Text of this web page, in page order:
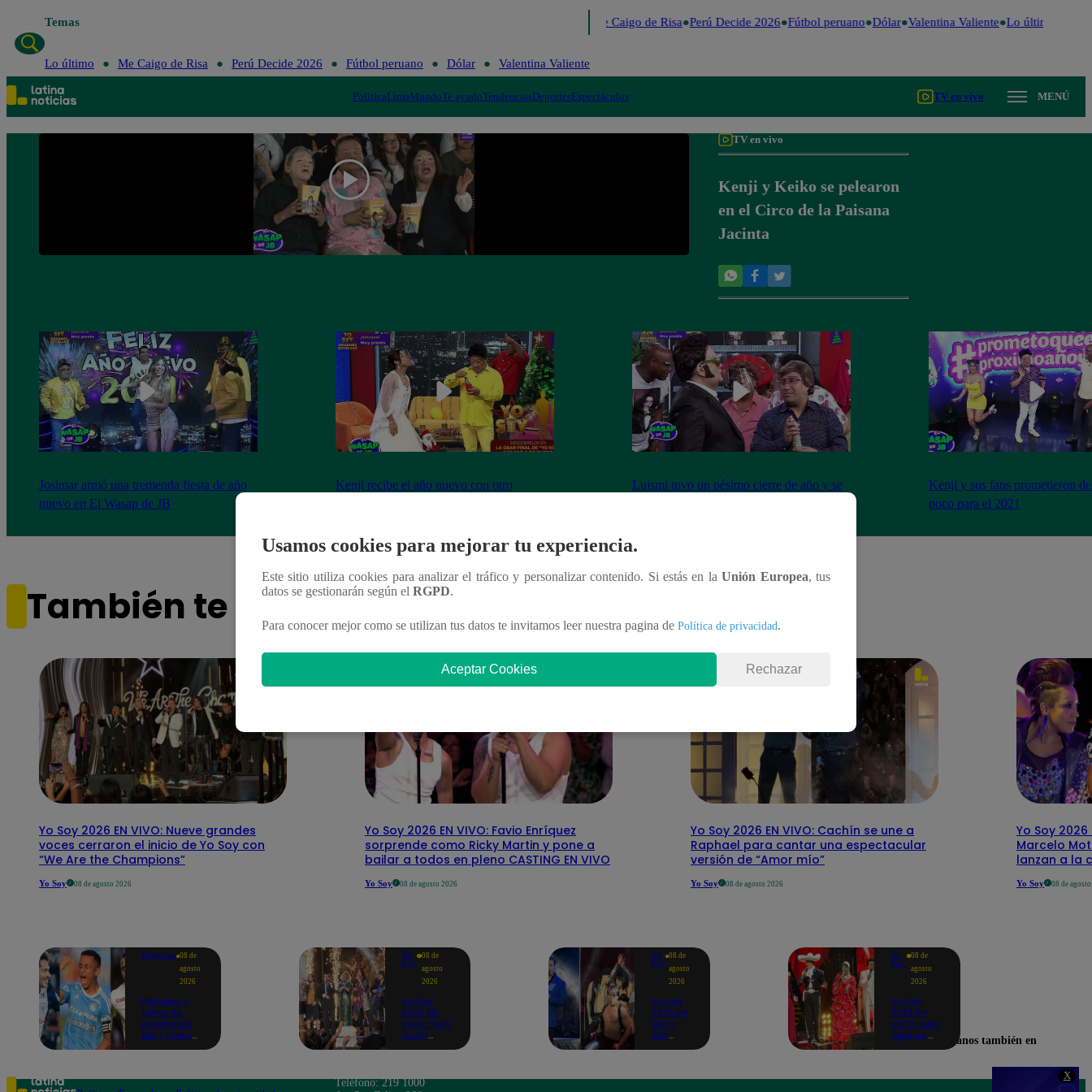
X
Temas Me Caigo de Risa Perú Decide 2026 Fútbol peruano Dólar Valentina Valiente Lo último
Lo último Me Caigo de Risa Perú Decide 2026 Fútbol peruano Dólar Valentina Valiente
PolíticaLimaMundoTe ayudoTendenciasDeportesEspectáculos TV en vivo MENÚ
TV en vivo
Kenji y Keiko se pelearon
en el Circo de la Paisana
Jacinta
Josimar armó una tremenda fiesta de año
nuevo en El Wasap de JB
Kenji recibe el año nuevo con otro
Luismi tuvo un pésimo cierre de año y se
Kenji y sus fans prometieron
poco para el 2021
También te puede interesar
Yo Soy 2026 EN VIVO: Nueve grandes
voces cerraron el inicio de Yo Soy con
“We Are the Champions”
Yo Soy 08 de agosto 2026
Yo Soy 2026 EN VIVO: Favio Enríquez
sorprende como Ricky Martin y pone a
bailar a todos en pleno CASTING EN VIVO
Yo Soy 08 de agosto 2026
Yo Soy 2026 EN VIVO: Cachín se une a
Raphael para cantar una espectacular
versión de “Amor mío”
Yo Soy 08 de agosto 2026
Yo Soy 2026
Marcelo
lanzan a la
Yo Soy 08 de
Deportes 08 de
agosto
2026
Partidos y
tabla de
posiciones
del Torneo
en la fecha 4
Yo
Soy
08 de
agosto
2026
Yo Soy
2026 EN
VIVO: “Hey
Jude”
José
Yo
Soy
08 de
agosto
2026
Yo Soy
2026 EN
VIVO:
Jely
Bravo
Yo
Soy
08 de
agosto
2026
Yo Soy
2026 EN
VIVO: Julio
Iglesias,
artistas se
Usamos cookies para mejorar tu experiencia.
Este sitio utiliza cookies para analizar el tráfico y personalizar contenido. Si estás en laUnión Europea, tus
datos se gestionarán según el RGPD.
Para conocer mejor como se utilizan tus datos te invitamos leer nuestra pagina de Política de privacidad.
Aceptar Cookies Rechazar
Encuéntranos también en
Teléfono: 219 1000